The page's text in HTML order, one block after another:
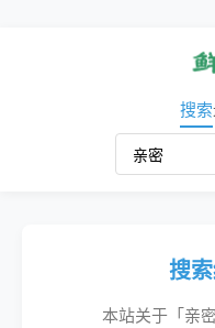
搜索
搜索
本站关于「亲